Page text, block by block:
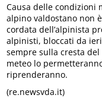
Causa delle condizioni
alpino valdostano non
cordata dell’alpinista
alpinisti, bloccati da
sempre sulla cresta
meteo lo
riprenderanno.
(re.newsvda.it)